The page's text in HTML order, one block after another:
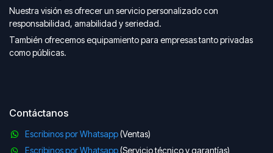
Nuestra visión es ofrecer un servicio personalizado con
responsabilidad, amabilidad y seriedad.
También ofrecemos equipamiento para empresas tanto privadas
como públicas.
Contáctanos
Escribinos por Whatsapp(Ventas)
Escribinos por Whatsapp(Servicio técnico y garantías)